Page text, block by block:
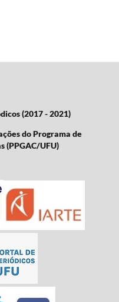
(2017 - 2021)
do Programa de
(PPGAC/UFU)